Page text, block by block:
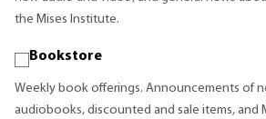
the Mises Institute.
Bookstore
Weekly book offerings. Announcements of
audiobooks, discounted and sale items, and